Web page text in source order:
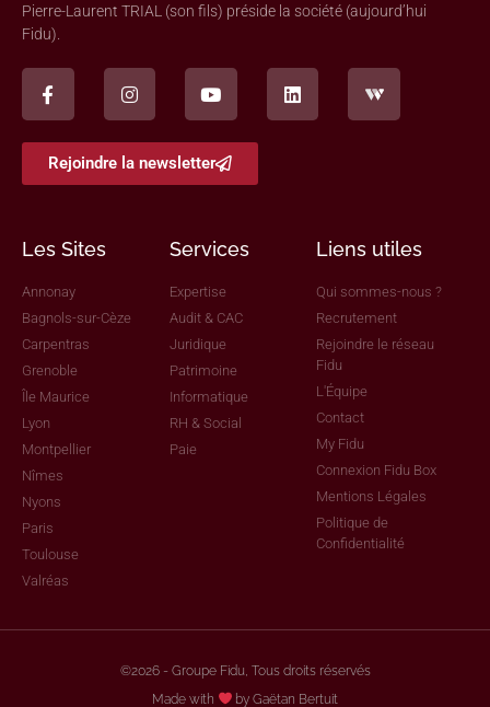
Pierre-Laurent TRIAL (son fils) préside la société (aujourd’hui
Fidu).
Rejoindre la newsletter
Les Sites
Annonay
Bagnols-sur-Cèze
Carpentras
Grenoble
Île Maurice
Lyon
Montpellier
Nîmes
Nyons
Paris
Toulouse
Valréas
Services
Expertise
Audit & CAC
Juridique
Patrimoine
Informatique
RH & Social
Paie
Liens utiles
Qui sommes-nous ?
Recrutement
Rejoindre le réseau
Fidu
L'Équipe
Contact
My Fidu
Connexion Fidu Box
Mentions Légales
Politique de
Confidentialité
©2026 - Groupe Fidu, Tous droits réservés
Made with
by Gaëtan Bertuit